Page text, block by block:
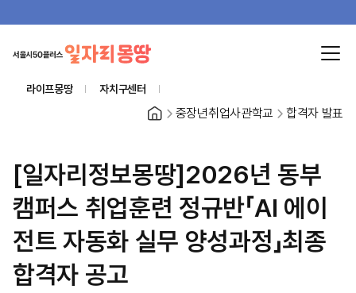
라이프몽땅 자치구센터
홈 중장년취업사관학교 합격자 발표
[일자리정보몽땅]2026년 동부
캠퍼스 취업훈련 정규반「AI 에이
전트 자동화 실무 양성과정」최종
합격자 공고